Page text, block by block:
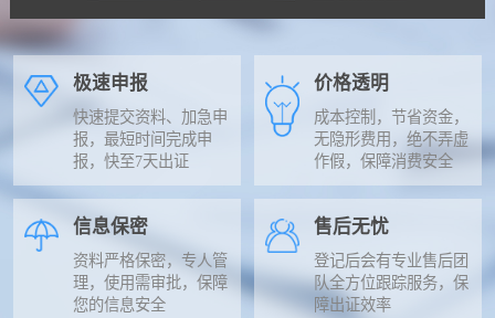
极速申报
快速提交资料、加急申
报，最短时间完成申
报，快至7天出证
价格透明
成本控制，节省资金，
无隐形费用，绝不弄虚
作假，保障消费安全
信息保密
资料严格保密，专人管
理，使用需审批，保障
您的信息安全
售后无忧
登记后会有专业售后团
队全方位跟踪服务，保
障出证效率